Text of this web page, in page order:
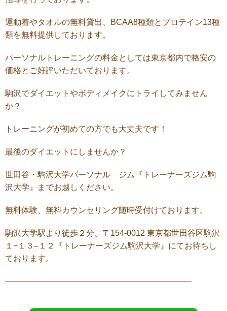
運動着やタオルの無料貸出、 BCAA8種類とプロテイン13種
類を無料提供しております。
パーソナルトレーニングの料金としては東京都内で格安の
価格とご好評いただいております。
駒沢でダイエットやボディメイクにトライしてみません
か？
トレーニングが初めての方でも大丈夫です！
最後のダイエットにしませんか？
世田谷・駒沢大学パーソナル ジム『トレーナーズジム駒
沢大学』までお越しください。
無料体験、無料カウンセリング随時受付けております。
駒沢大学駅より徒歩２分、〒 154-0012 東京都世田谷区駒沢
１ − １３– １２『トレーナーズジム駒沢大学』にてお待ちし
ております。
———————————————————————